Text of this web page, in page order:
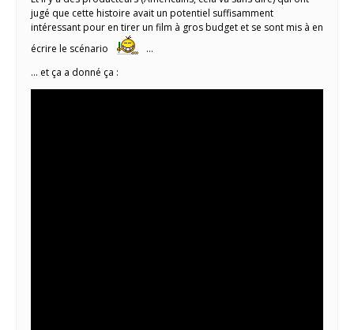
jugé que cette histoire avait un potentiel suffisamment
intéressant pour en tirer un film à gros budget et se sont mis à en
écrire le scénario
…
… et ça a donné ça :